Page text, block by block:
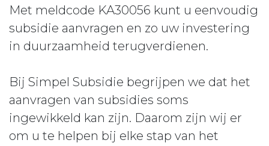
Met meldcode KA30056 kunt u eenvoudig
subsidie aanvragen en zo uw investering
in duurzaamheid terugverdienen.
Bij Simpel Subsidie begrijpen we dat het
aanvragen van subsidies soms
ingewikkeld kan zijn. Daarom zijn wij er
om u te helpen bij elke stap van het